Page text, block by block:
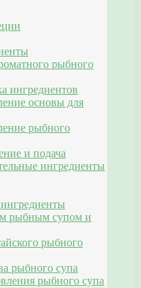
рыбного
ингредиентов
основы для
рыбного
и подача
ингредиенты
рыбным супом и
рыбного
рыбного супа
рыбного супа